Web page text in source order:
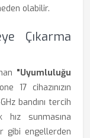
olabilir.
Çıkarma
"Uyumluluğu
17 cihazınızın
bandını tercih
sunmasına
gibi engellerden